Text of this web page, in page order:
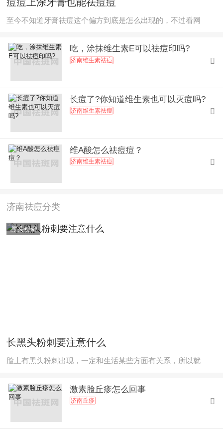
至今不知道牙膏祛痘这个偏方到底是怎么出现的，不过看网
吃，涂抹维生素E可以祛痘印吗?
济南维生素祛痘 
长痘了?你知道维生素也可以灭痘吗?
济南维生素祛痘 
维A酸怎么祛痘痘？
济南维生素祛痘 
济南祛痘分类
黑头粉刺
长黑头粉刺要注意什么
脸上有黑头粉刺出现，一定和生活某些方面有关系，所以就
激素脸丘疹怎么回事
济南丘疹 